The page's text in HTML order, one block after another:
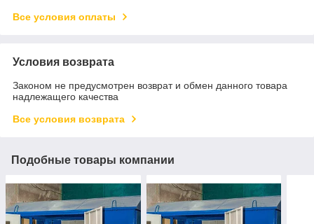
Все условия оплаты
Условия возврата
Законом не предусмотрен возврат и обмен данного товара
надлежащего качества
Все условия возврата
Подобные товары компании